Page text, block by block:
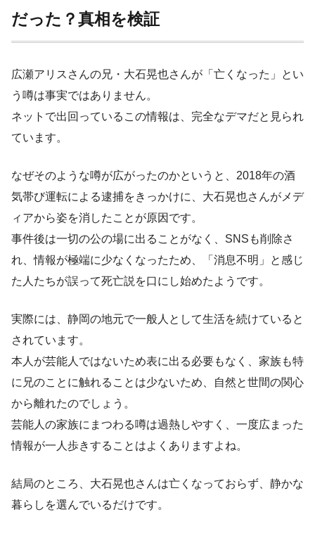
だった？真相を検証
広瀬アリスさんの兄・大石晃也さんが「亡くなった」とい
う噂は事実ではありません。
ネットで出回っているこの情報は、完全なデマだと見られ
ています。
なぜそのような噂が広がったのかというと、2018年の酒
気帯び運転による逮捕をきっかけに、大石晃也さんがメデ
ィアから姿を消したことが原因です。
事件後は一切の公の場に出ることがなく、SNSも削除さ
れ、情報が極端に少なくなったため、「消息不明」と感じ
た人たちが誤って死亡説を口にし始めたようです。
実際には、静岡の地元で一般人として生活を続けていると
されています。
本人が芸能人ではないため表に出る必要もなく、家族も特
に兄のことに触れることは少ないため、自然と世間の関心
から離れたのでしょう。
芸能人の家族にまつわる噂は過熱しやすく、一度広まった
情報が一人歩きすることはよくありますよね。
結局のところ、大石晃也さんは亡くなっておらず、静かな
暮らしを選んでいるだけです。